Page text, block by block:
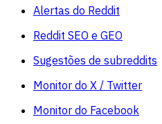
Alertas do Reddit
Reddit SEO e GEO
Sugestões de subreddits
Monitor do X / Twitter
Monitor do Facebook